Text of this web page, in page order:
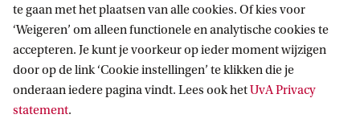
Bachelorstudiekiezers
Masterstudiekiezers
UvA-studenten
Medewerkers
Journalisten
Direct naar
Webmail
Bibliotheek
Vacatures
Contact
te gaan met het plaatsen van alle cookies. Of kies voor
‘Weigeren’ om alleen functionele en analytische cookies te
accepteren. Je kunt je voorkeur op ieder moment wijzigen
door op de link ‘Cookie instellingen’ te klikken die je
onderaan iedere pagina vindt. Lees ook hetUvA Privacy
statement.